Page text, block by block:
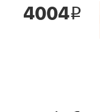
4004i